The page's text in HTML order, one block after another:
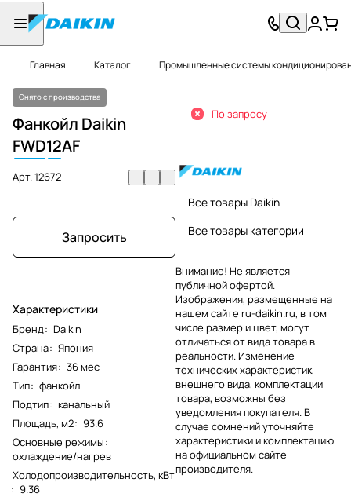
Главная Каталог Промышленные системы
Снято с производства
Фанкойл Daikin
FWD12AF
Арт.12672
Запросить
Характеристики
Бренд: Daikin
Страна: Япония
Гарантия: 36 мес
Тип: фанкойл
Подтип: канальный
Площадь, м2: 93.6
Основные режимы:
охлаждение/нагрев
Холодопроизводительность, кВт
: 9.36
По запросу
Все товары Daikin
Все товары категории
Внимание! Не является
публичной офертой.
Изображения, размещенные на
нашем сайте ru-daikin.ru, в том
числе размер и цвет, могут
отличаться от вида товара в
реальности. Изменение
технических характеристик,
внешнего вида, комплектации
товара, возможны без
уведомления покупателя. В
случае сомнений уточняйте
характеристики и комплектацию
на официальном сайте
производителя.